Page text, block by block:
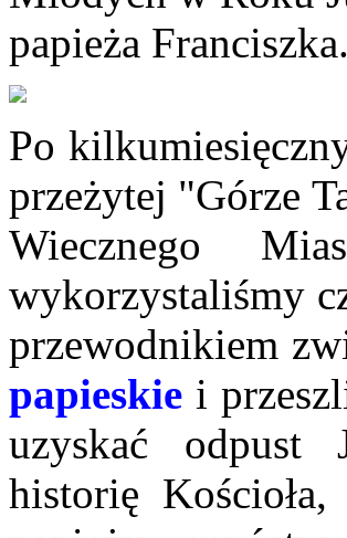
papieża Franciszka.
Po
przeżytej "Górze
Wiecznego
wykorzystaliśmy
przewodnikiem
papieskie i
uzyskać odpust
historię